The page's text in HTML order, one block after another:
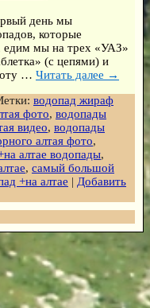
день мы
которые
едим мы на трех «УАЗ»
(с цепями) и
… Читать далее →
водопад жираф
фото, водопады
видео, водопады
алтая фото,
алтае водопады,
, самый большой
+на алтае | Добавить